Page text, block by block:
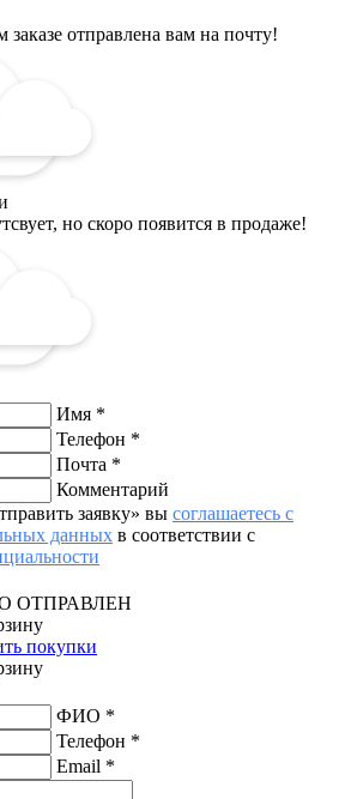
отправлена вам на почту!
но скоро появится в продаже!
Имя *
Телефон *
Почта *
Комментарий
заявку» вы соглашаетесь с
данных в соответствии с
ОТПРАВЛЕН
покупки
ФИО *
Телефон *
Email *